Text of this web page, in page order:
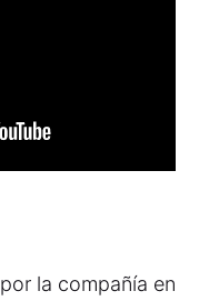
la compañía en